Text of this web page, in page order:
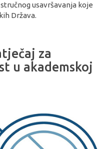
usavršavanja koje
Država.
za
u akademskoj